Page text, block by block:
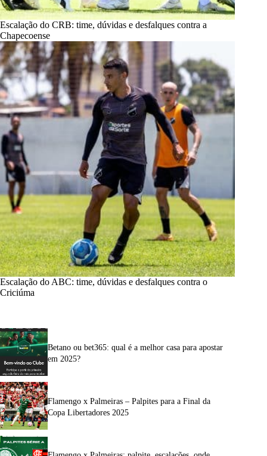
Escalação do CRB: time, dúvidas e desfalques contra a
Chapecoense
Escalação do ABC: time, dúvidas e desfalques contra o
Criciúma
Betano ou bet365: qual é a melhor casa para apostar
em 2025?
Flamengo x Palmeiras – Palpites para a Final da
Copa Libertadores 2025